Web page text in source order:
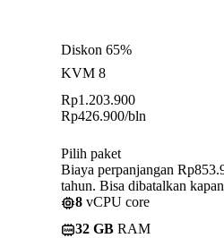
Diskon 65%
KVM 8
Rp1.203.900
Rp426.900/bln
Pilih paket
Biaya perpanjangan
tahun. Bisa dibatalkan
8 vCPU core
32 GB RAM